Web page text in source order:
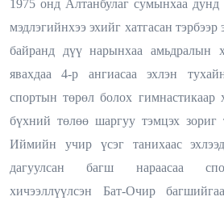
1975 онд Алтанбулаг сумынхаа дунд
мэдлэгийнхээ эхийг хатгасан тэрбээр
байранд дүү нарынхаа амьдралын
явахдаа 4-р ангиасаа эхлэн
спортын төрөл болох гимнастикаар
бүхний төлөө шаргуу тэмцэх зориг
Иймийн учир үсэг танихаас
дагуулсан багш нараасаа
хичээллүүлсэн Бат-Очир